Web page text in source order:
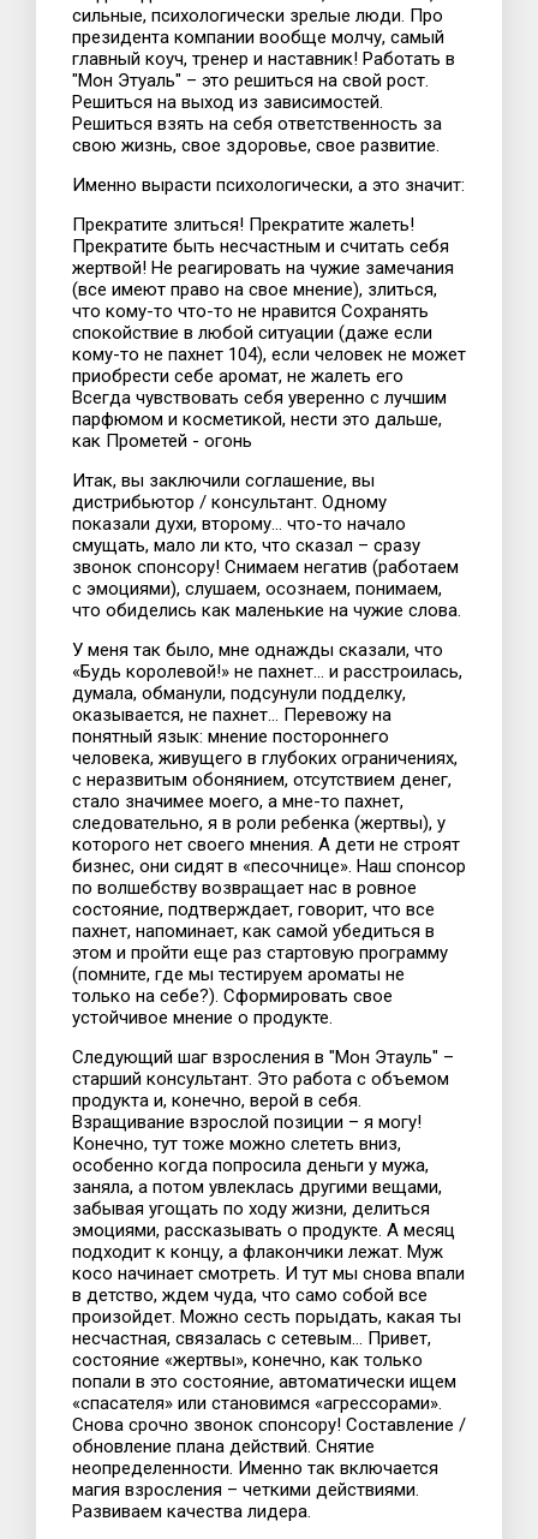
сильные, психологически зрелые люди. Про
президента компании вообще молчу, самый
главный коуч, тренер и наставник! Работать в
"Мон Этуаль" – это решиться на свой рост.
Решиться на выход из зависимостей.
Решиться взять на себя ответственность за
свою жизнь, свое здоровье, свое развитие.
Именно вырасти психологически, а это значит:
Прекратите злиться! Прекратите жалеть!
Прекратите быть несчастным и считать себя
жертвой! Не реагировать на чужие замечания
(все имеют право на свое мнение), злиться,
что кому-то что-то не нравится Сохранять
спокойствие в любой ситуации (даже если
кому-то не пахнет 104), если человек не может
приобрести себе аромат, не жалеть его
Всегда чувствовать себя уверенно с лучшим
парфюмом и косметикой, нести это дальше,
как Прометей - огонь
Итак, вы заключили соглашение, вы
дистрибьютор / консультант. Одному
показали духи, второму… что-то начало
смущать, мало ли кто, что сказал – сразу
звонок спонсору! Снимаем негатив (работаем
с эмоциями), слушаем, осознаем, понимаем,
что обиделись как маленькие на чужие слова.
У меня так было, мне однажды сказали, что
«Будь королевой!» не пахнет… и расстроилась,
думала, обманули, подсунули подделку,
оказывается, не пахнет… Перевожу на
понятный язык: мнение постороннего
человека, живущего в глубоких ограничениях,
с неразвитым обонянием, отсутствием денег,
стало значимее моего, а мне-то пахнет,
следовательно, я в роли ребенка (жертвы), у
которого нет своего мнения. А дети не строят
бизнес, они сидят в «песочнице». Наш спонсор
по волшебству возвращает нас в ровное
состояние, подтверждает, говорит, что все
пахнет, напоминает, как самой убедиться в
этом и пройти еще раз стартовую программу
(помните, где мы тестируем ароматы не
только на себе?). Сформировать свое
устойчивое мнение о продукте.
Следующий шаг взросления в "Мон Этауль" –
старший консультант. Это работа с объемом
продукта и, конечно, верой в себя.
Взращивание взрослой позиции – я могу!
Конечно, тут тоже можно слететь вниз,
особенно когда попросила деньги у мужа,
заняла, а потом увлеклась другими вещами,
забывая угощать по ходу жизни, делиться
эмоциями, рассказывать о продукте. А месяц
подходит к концу, а флакончики лежат. Муж
косо начинает смотреть. И тут мы снова впали
в детство, ждем чуда, что само собой все
произойдет. Можно сесть порыдать, какая ты
несчастная, связалась с сетевым… Привет,
состояние «жертвы», конечно, как только
попали в это состояние, автоматически ищем
«спасателя» или становимся «агрессорами».
Снова срочно звонок спонсору! Составление /
обновление плана действий. Снятие
неопределенности. Именно так включается
магия взросления – четкими действиями.
Развиваем качества лидера.